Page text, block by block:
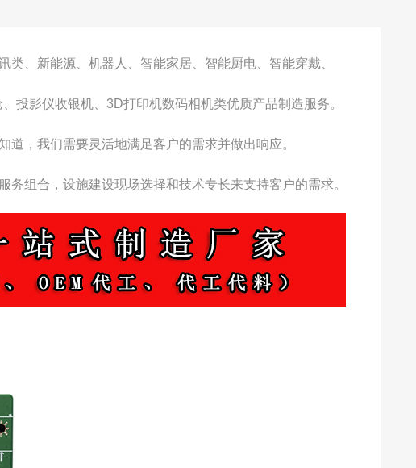
、新能源、机器人、智能家居、智能厨电、智能穿戴、
投影仪收银机、3D打印机数码相机类优质产品制造服务。
，我们需要灵活地满足客户的需求并做出响应。
组合，设施建设现场选择和技术专长来支持客户的需求。